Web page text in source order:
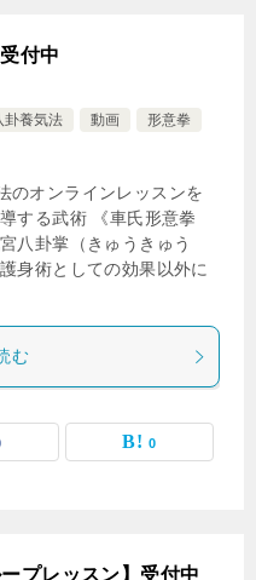
付中
卦養気法 動画
形意拳
のオンラインレッスンを
する武術 《車氏形意拳
八卦掌（きゅうきゅう
身術としての効果以外に
む
0
プレッスン】受付中